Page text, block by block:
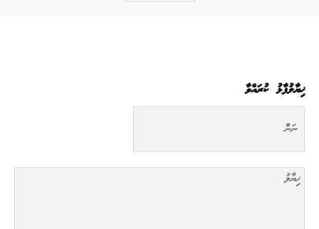
ޚިޔާލުފާޅު ކުރައްވާ